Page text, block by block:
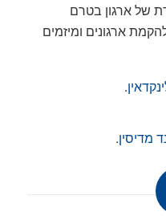
של ארגון בטרם
ארגונים ומיזמים
.
מדיסין.